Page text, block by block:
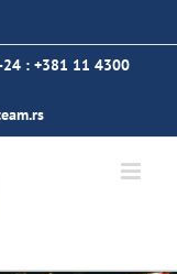
24 : +381 11 4300